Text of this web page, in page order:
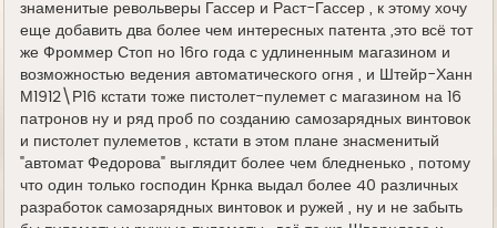
знаменитые револьверы Гассер и Раст-Гассер , к этому хочу
еще добавить два более чем интересных патента ,это всё тот
же Фроммер Стоп но 16го года с удлиненным магазином и
возможностью ведения автоматического огня , и Штейр-Ханн
М1912\Р16 кстати тоже пистолет-пулемет с магазином на 16
патронов ну и ряд проб по созданию самозарядных винтовок
и пистолет пулеметов , кстати в этом плане знасменитый
"автомат Федорова" выглядит более чем бледненько , потому
что один только господин Крнка выдал более 40 различных
разработок самозарядных винтовок и ружей , ну и не забыть